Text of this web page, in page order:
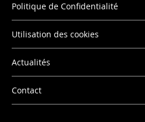
Politique de Confidentialité
Utilisation des cookies
Actualités
Contact